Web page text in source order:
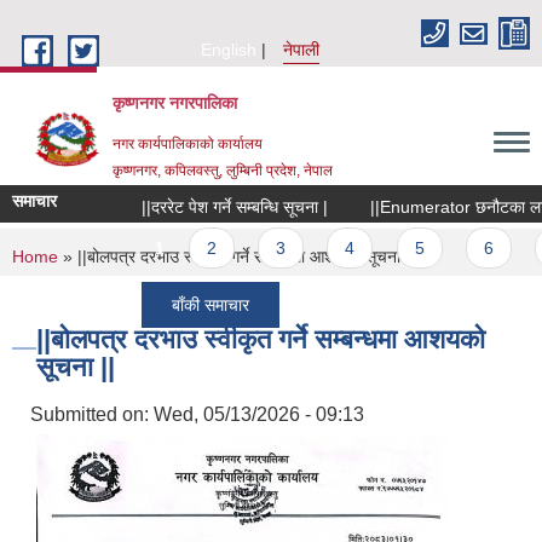
English
नेपाली
कृष्णनगर नगरपालिका
नगर कार्यपालिकाको कार्यालय
कृष्णनगर, कपिलवस्तु, लुम्बिनी प्रदेश, नेपाल
समाचार ||दररेट पेश गर्ने सम्बन्धि सूचना | ||Enumerator छनौटका लागि
Pages
1 2 3 4 5
बाँकी समाचार
You are here
Home » ||बोलपत्र दरभाउ स्वीकृत गर्ने सम्बन्धमा आशयको सूचना ||
||बोलपत्र दरभाउ स्वीकृत गर्ने सम्बन्धमा आशयको
सूचना ||
Submitted on: Wed, 05/13/2026 - 09:13